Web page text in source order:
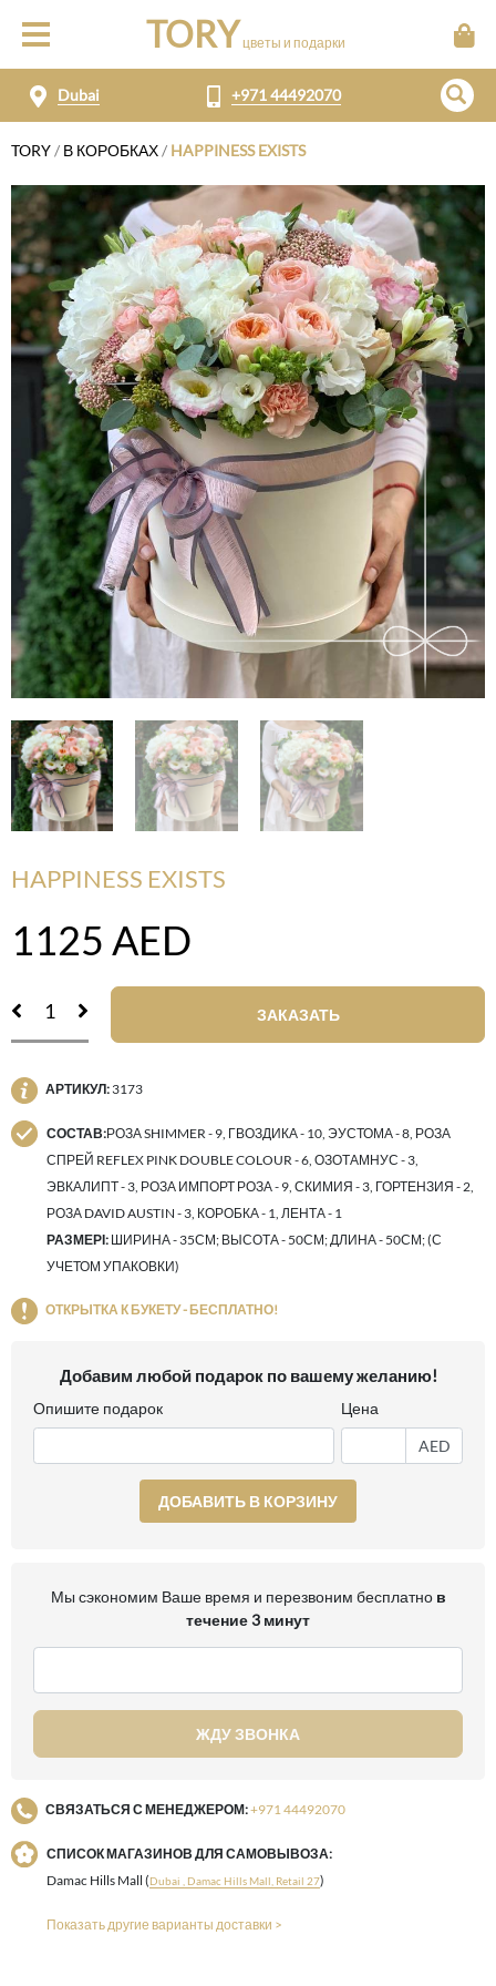
TORY цветы и подарки
Dubai +971 44492070
TORY/ В КОРОБКАХ/ HAPPINESS EXISTS
HAPPINESS EXISTS
1125 AED
ЗАКАЗАТЬ
АРТИКУЛ: 3173
СОСТАВ:РОЗА SHIMMER - 9, ГВОЗДИКА - 10, ЭУСТОМА - 8, РОЗА
СПРЕЙ REFLEX PINK DOUBLE COLOUR - 6, ОЗОТАМНУС - 3,
ЭВКАЛИПТ - 3, РОЗА ИМПОРТ РОЗА - 9, СКИМИЯ - 3, ГОРТЕНЗИЯ - 2,
РОЗА DAVID AUSTIN - 3, КОРОБКА - 1, ЛЕНТА - 1
РАЗМЕРІ: ШИРИНА - 35СМ; ВЫСОТА - 50СМ; ДЛИНА - 50СМ; (С
УЧЕТОМ УПАКОВКИ)
ОТКРЫТКА К БУКЕТУ - БЕСПЛАТНО!
Добавим любой подарок по вашему желанию!
Опишите подарок Цена
AED
ДОБАВИТЬ В КОРЗИНУ
Мы сэкономим Ваше время и перезвоним бесплатно в
течение 3 минут
ЖДУ ЗВОНКА
СВЯЗАТЬСЯ С МЕНЕДЖЕРОМ:+971 44492070
СПИСОК МАГАЗИНОВ ДЛЯ САМОВЫВОЗА:
Damac Hills Mall (Dubai , Damac Hills Mall, Retail 27)
Показать другие варианты доставки >